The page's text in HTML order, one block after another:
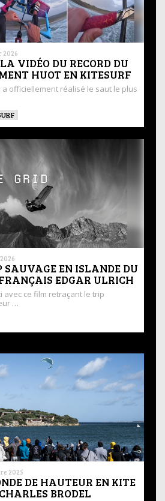
2026
VIDÉO DU RECORD DU
HUOT EN KITESURF
officiellement réalisé le saut le plus
SAUVAGE EN ISLANDE DU
EDGAR ULRICH
avec ce film retraçant le trip
…
2025
DE HAUTEUR EN KITE
BRODEL